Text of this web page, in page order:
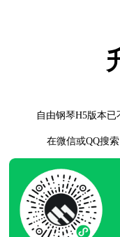
自由钢琴H5版本已
在微信或QQ搜索